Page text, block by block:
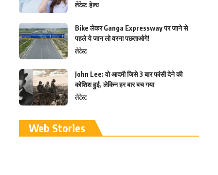
लेटेस्ट हेल्थ
Bike लेकर Ganga Expressway पर जाने से
पहले ये जान लो वरना पछताओगे!
लेटेस्ट
John Lee: वो आदमी जिसे 3 बार फांसी देने की
कोशिश हुई, लेकिन हर बार बच गया
लेटेस्ट
Web Storiesरामलला विग्रह की प्राण
प्रतिष्ठा